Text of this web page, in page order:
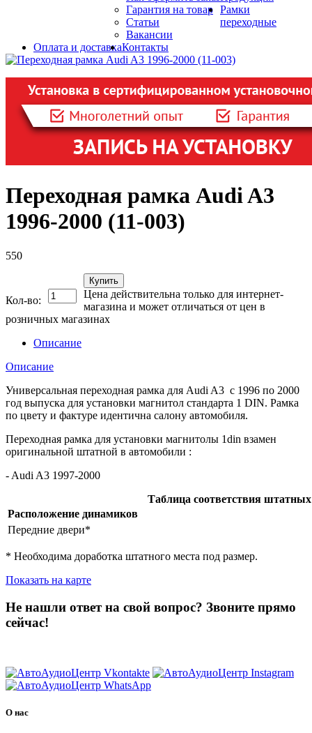
Гарантия на товар
Статьи
Вакансии
Оплата и доставкаКонтакты
Рамки
переходные
Переходная рамка Audi A3
1996-2000 (11-003)
550
Кол-во:
Купить
Цена действительна только для интернет-
магазина и может отличаться от цен в
розничных магазинах
Описание
Описание
Универсальная переходная рамка для Audi A3 с 1996 по 2000
год выпуска для установки магнитол стандарта 1 DIN. Рамка
по цвету и фактуре идентична салону автомобиля.
Переходная рамка для установки магнитолы 1din взамен
оригинальной штатной в автомобили :
- Audi A3 1997-2000
Таблица соответствия
Расположение динамиков
Передние двери*
* Необходима доработка штатного места под размер.
Показать на карте
Не нашли ответ на свой вопрос? Звоните прямо
сейчас!
О нас